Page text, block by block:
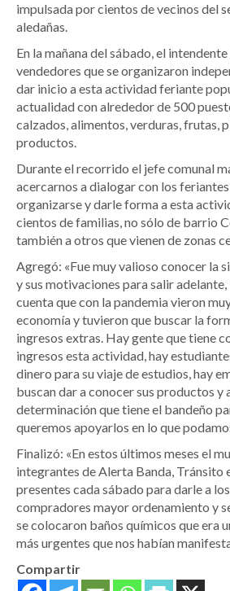
impulsada por cientos de vecinos del
aledañas.
En la mañana del sábado, el
vendedores que se organizaron
dar inicio a esta actividad feriante
actualidad con alrededor de 500
calzados, alimentos, verduras, frutas,
productos.
Durante el recorrido el jefe comunal
acercarnos a dialogar con los
organizarse y darle forma a esta
cientos de familias, no sólo de barrio
también a otros que vienen de zonas
Agregó: «Fue muy valioso conocer la
y sus motivaciones para salir adelante,
cuenta que con la pandemia vieron
economía y tuvieron que buscar la
ingresos extras. Hay gente que tiene
ingresos esta actividad, hay
dinero para su viaje de estudios, hay
buscan dar a conocer sus productos y
determinación que tiene el bandeño
queremos apoyarlos en lo que
Finalizó: «En estos últimos meses el
integrantes de Alerta Banda, Tránsito
presentes cada sábado para darle a
compradores mayor ordenamiento y
se colocaron baños químicos que era
más urgentes que nos habían
Compartir